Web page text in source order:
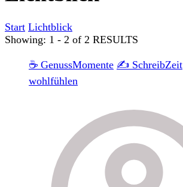
Start Lichtblick
Showing: 1 - 2 of 2 RESULTS
☕ GenussMomente ✍️ SchreibZeit
wohlfühlen